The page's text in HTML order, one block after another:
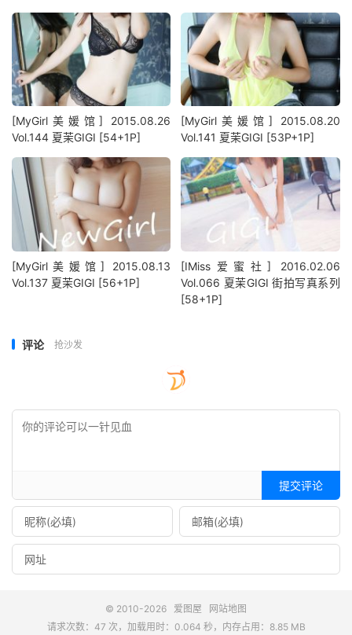
[MyGirl美媛馆] 2015.08.26
Vol.144 夏茉GIGI [54+1P]
[MyGirl美媛馆] 2015.08.20
Vol.141 夏茉GIGI [53P+1P]
[MyGirl美媛馆] 2015.08.13
Vol.137 夏茉GIGI [56+1P]
[IMiss爱蜜社] 2016.02.06
Vol.066 夏茉GIGI 街拍写真系列
[58+1P]
评论 抢沙发
提交评论
© 2010-2026 爱图屋
网站地图
请求次数：47 次，加载用时：0.064 秒，内存占用：8.85 MB